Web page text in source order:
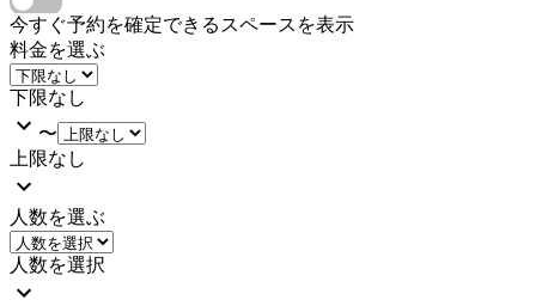
今すぐ予約を確定できるスペースを表示
料金を選ぶ
下限なし
〜
上限なし
人数を選ぶ
人数を選択